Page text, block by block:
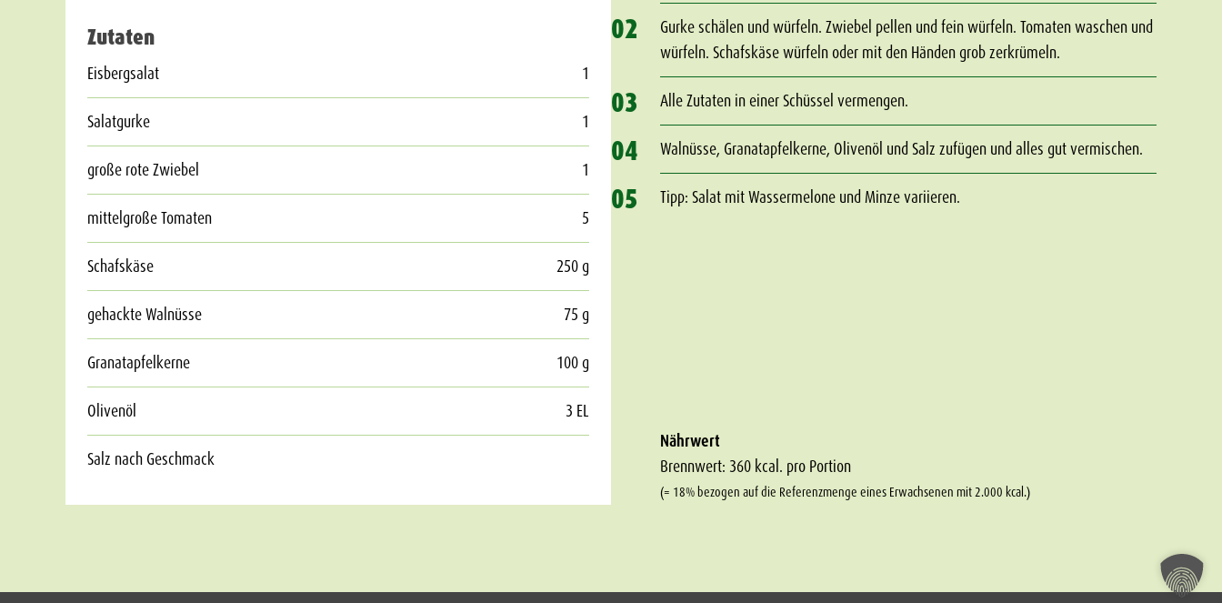
Zutaten
Eisbergsalat 1
Salatgurke 1
große rote Zwiebel 1
mittelgroße Tomaten 5
Schafskäse 250 g
gehackte Walnüsse 75 g
Granatapfelkerne 100 g
Olivenöl 3 EL
Salz nach Geschmack
02
Gurke schälen und würfeln. Zwiebel pellen und fein würfeln. Tomaten waschen und
würfeln. Schafskäse würfeln oder mit den Händen grob zerkrümeln.
03 Alle Zutaten in einer Schüssel vermengen.
04 Walnüsse, Granatapfelkerne, Olivenöl und Salz zufügen und alles gut vermischen.
05 Tipp: Salat mit Wassermelone und Minze variieren.
Nährwert
Brennwert: 360 kcal. pro Portion
(= 18% bezogen auf die Referenzmenge eines Erwachsenen mit 2.000 kcal.)